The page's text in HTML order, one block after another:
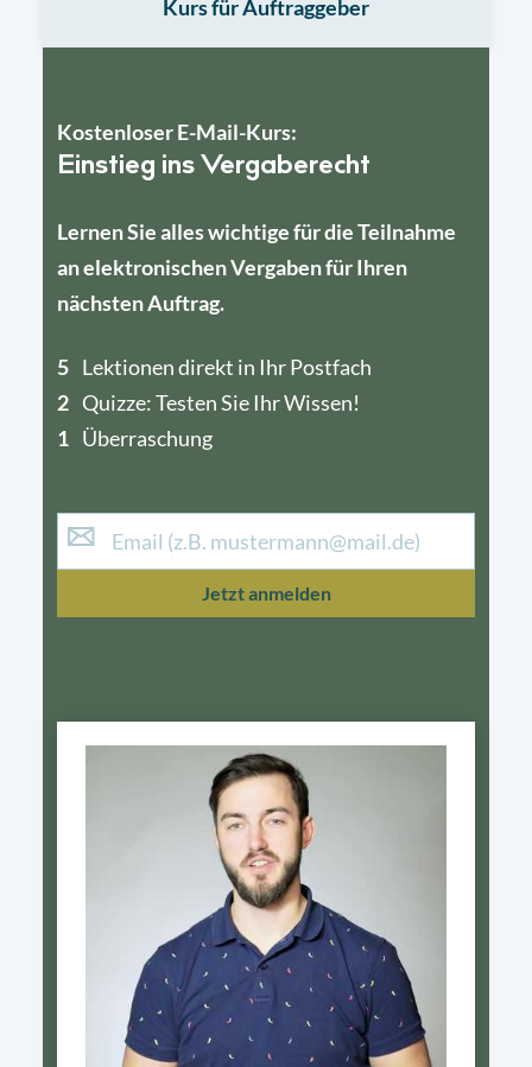
Kurs für Auftraggeber
Kostenloser E-Mail-Kurs:
Einstieg ins Vergaberecht
Lernen Sie alles wichtige für die Teilnahme
an elektronischen Vergaben für Ihren
nächsten Auftrag.
5 Lektionen direkt in Ihr Postfach
2 Quizze: Testen Sie Ihr Wissen!
1 Überraschung
4
1
Jetzt anmelden